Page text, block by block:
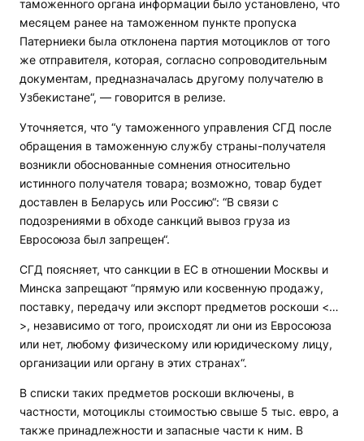
таможенного органа информации было установлено, что
месяцем ранее на таможенном пункте пропуска
Патерниеки была отклонена партия мотоциклов от того
же отправителя, которая, согласно сопроводительным
документам, предназначалась другому получателю в
Узбекистане“, — говорится в релизе.
Уточняется, что “у таможенного управления СГД после
обращения в таможенную службу страны-получателя
возникли обоснованные сомнения относительно
истинного получателя товара; возможно, товар будет
доставлен в Беларусь или Россию“: “В связи с
подозрениями в обходе санкций вывоз груза из
Евросоюза был запрещен“.
СГД поясняет, что санкции в ЕС в отношении Москвы и
Минска запрещают “прямую или косвенную продажу,
поставку, передачу или экспорт предметов роскоши <…
>, независимо от того, происходят ли они из Евросоюза
или нет, любому физическому или юридическому лицу,
организации или органу в этих странах“.
В списки таких предметов роскоши включены, в
частности, мотоциклы стоимостью свыше 5 тыс. евро, а
также принадлежности и запасные части к ним. В